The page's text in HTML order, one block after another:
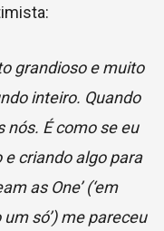
grandioso e muito
inteiro. Quando
nós. É como se eu
criando algo para
as One’ (‘em
só’) me pareceu